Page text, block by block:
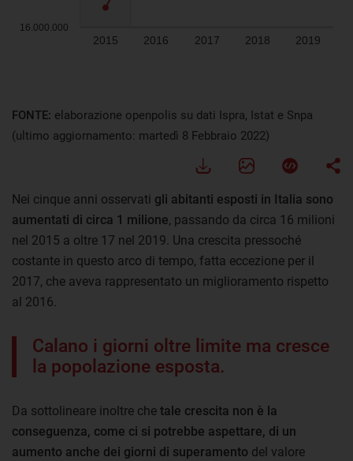
FONTE: elaborazione openpolis su dati Ispra, Istat e Snpa
(ultimo aggiornamento: martedì 8 Febbraio 2022)
Nei cinque anni osservati gli abitanti esposti in Italia sono
aumentati di circa 1 milione, passando da circa 16 milioni
nel 2015 a oltre 17 nel 2019. Una crescita pressoché
costante in questo arco di tempo, fatta eccezione per il
2017, che aveva rappresentato un miglioramento rispetto
al 2016.
Calano i giorni oltre limite ma cresce
la popolazione esposta.
Da sottolineare inoltre che tale crescita non è la
conseguenza, come ci si potrebbe aspettare, di un
aumento anche dei giorni di superamento del valore